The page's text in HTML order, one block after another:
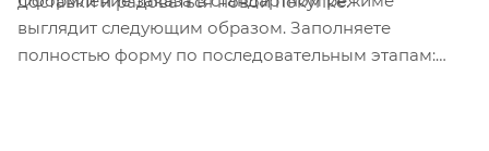
выглядит следующим образом. Заполняете
полностью форму по последовательным этапам: